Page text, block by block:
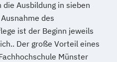
Ausbildung in sieben
des
ist der Beginn jeweils
Der große Vorteil eines
Münster